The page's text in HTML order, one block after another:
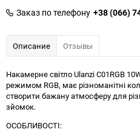
Заказ по телефону +38 (066)
Описание Отзывы
Накамерне світло Ulanzi C01RGB
режимом RGB, має різноманітні
створити бажану атмосферу для
зйомок.
ОСОБЛИВОСТІ: